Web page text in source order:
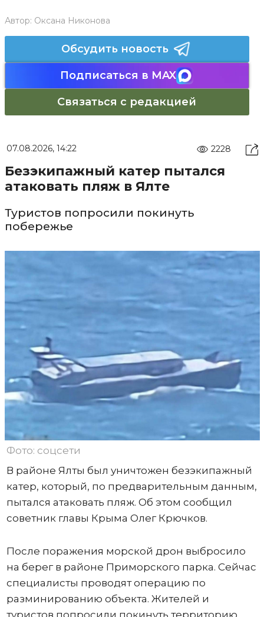
Автор: Оксана Никонова
Обсудить новость
Подписаться в MAX
Связаться с редакцией
07.08.2026, 14:22 2228
Безэкипажный катер пытался
атаковать пляж в Ялте
Туристов попросили покинуть
побережье
Фото: соцсети
В районе Ялты был уничтожен безэкипажный
катер, который, по предварительным данным,
пытался атаковать пляж. Об этом сообщил
советник главы Крыма Олег Крючков.
После поражения морской дрон выбросило
на берег в районе Приморского парка. Сейчас
специалисты проводят операцию по
разминированию объекта. Жителей и
туристов попросили покинуть территорию